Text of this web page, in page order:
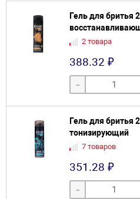
Гель для бритья
2 товара
388.32 ₽
-
Гель для бритья
тонизирующий
7 товаров
351.28 ₽
-